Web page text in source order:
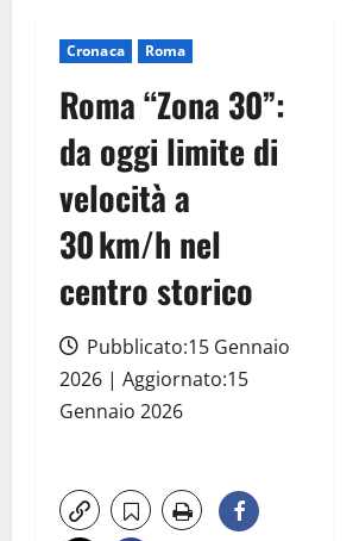
Cronaca Roma
Roma “Zona 30”:
da oggi limite di
velocità a
30 km/h nel
centro storico
Pubblicato:15 Gennaio
2026 | Aggiornato:15
Gennaio 2026